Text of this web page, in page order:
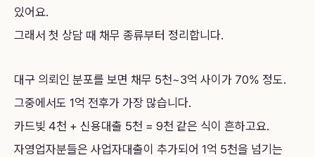
있어요.
그래서 첫 상담 때 채무 종류부터 정리합니다.
대구 의뢰인 분포를 보면 채무 5천~3억 사이가 70% 정도.
그중에서도 1억 전후가 가장 많습니다.
카드빚 4천 + 신용대출 5천 = 9천 같은 식이 흔하고요.
자영업자분들은 사업자대출이 추가되어 1억 5천을 넘기는